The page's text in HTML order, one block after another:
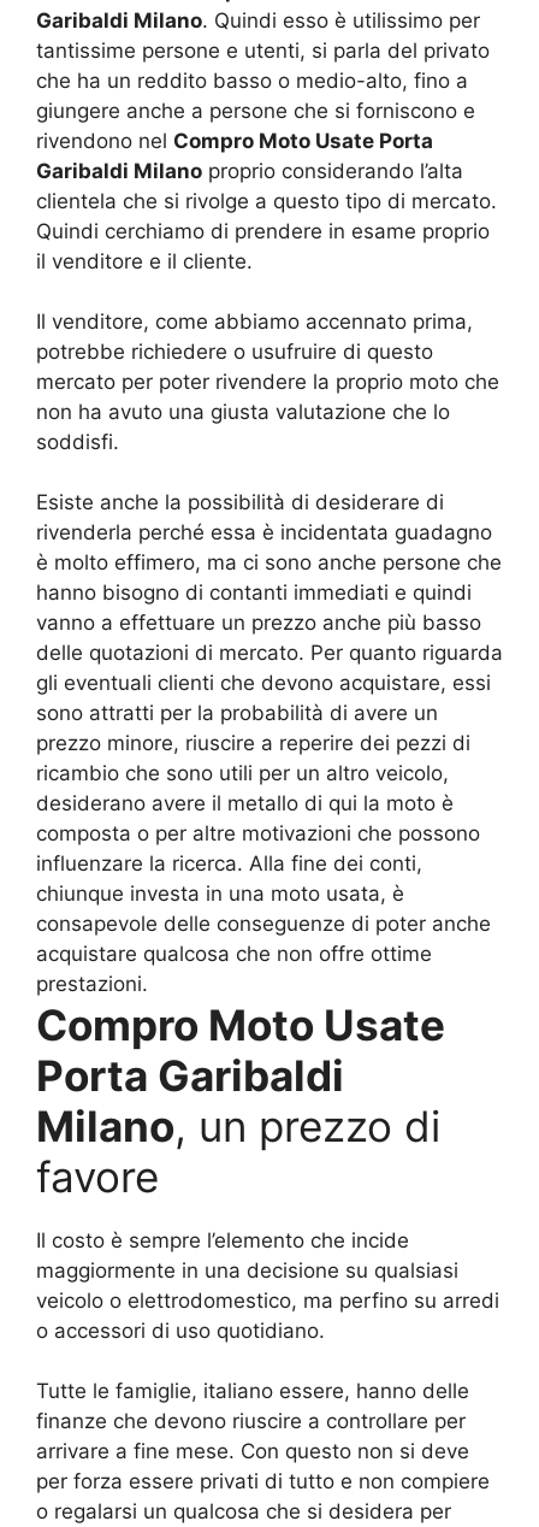
Garibaldi Milano. Quindi esso è utilissimo per
tantissime persone e utenti, si parla del privato
che ha un reddito basso o medio-alto, fino a
giungere anche a persone che si forniscono e
rivendono nel Compro Moto Usate Porta
Garibaldi Milano proprio considerando l’alta
clientela che si rivolge a questo tipo di mercato.
Quindi cerchiamo di prendere in esame proprio
il venditore e il cliente.
Il venditore, come abbiamo accennato prima,
potrebbe richiedere o usufruire di questo
mercato per poter rivendere la proprio moto che
non ha avuto una giusta valutazione che lo
soddisfi.
Esiste anche la possibilità di desiderare di
rivenderla perché essa è incidentata guadagno
è molto effimero, ma ci sono anche persone che
hanno bisogno di contanti immediati e quindi
vanno a effettuare un prezzo anche più basso
delle quotazioni di mercato. Per quanto riguarda
gli eventuali clienti che devono acquistare, essi
sono attratti per la probabilità di avere un
prezzo minore, riuscire a reperire dei pezzi di
ricambio che sono utili per un altro veicolo,
desiderano avere il metallo di qui la moto è
composta o per altre motivazioni che possono
influenzare la ricerca. Alla fine dei conti,
chiunque investa in una moto usata, è
consapevole delle conseguenze di poter anche
acquistare qualcosa che non offre ottime
prestazioni.
Compro Moto Usate
Porta Garibaldi
Milano, un prezzo di
favore
Il costo è sempre l’elemento che incide
maggiormente in una decisione su qualsiasi
veicolo o elettrodomestico, ma perfino su arredi
o accessori di uso quotidiano.
Tutte le famiglie, italiano essere, hanno delle
finanze che devono riuscire a controllare per
arrivare a fine mese. Con questo non si deve
per forza essere privati di tutto e non compiere
o regalarsi un qualcosa che si desidera per